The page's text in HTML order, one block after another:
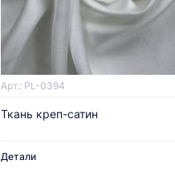
Арт.: PL-0394
Ткань креп-сатин
Детали